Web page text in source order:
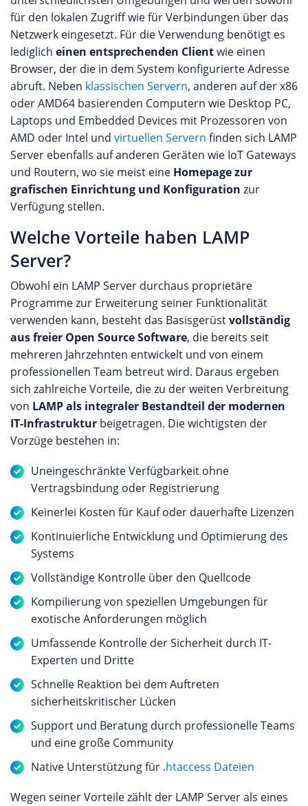
für den lokalen Zugriff wie für Verbindungen über das
Netzwerk eingesetzt. Für die Verwendung benötigt es
lediglich einen entsprechenden Clientwie einen
Browser, der die in dem System konfigurierte Adresse
abruft. Neben klassischen Servern, anderen auf der x86
oder AMD64 basierenden Computern wie Desktop PC,
Laptops und Embedded Devices mit Prozessoren von
AMD oder Intel und virtuellen Servern finden sich LAMP
Server ebenfalls auf anderen Geräten wie IoT Gateways
und Routern, wo sie meist eine Homepage zur
grafischen Einrichtung und Konfiguration zur
Verfügung stellen.
Welche Vorteile haben LAMP
Server?
Obwohl ein LAMP Server durchaus proprietäre
Programme zur Erweiterung seiner Funktionalität
verwenden kann, besteht das Basisgerüstvollständig
aus freier Open Source Software, die bereits seit
mehreren Jahrzehnten entwickelt und von einem
professionellen Team betreut wird. Daraus ergeben
sich zahlreiche Vorteile, die zu der weiten Verbreitung
von LAMP als integraler Bestandteil der modernen
IT-Infrastruktur beigetragen. Die wichtigsten der
Vorzüge bestehen in:
Uneingeschränkte Verfügbarkeit ohne
Vertragsbindung oder Registrierung
Keinerlei Kosten für Kauf oder dauerhafte Lizenzen
Kontinuierliche Entwicklung und Optimierung des
Systems
Vollständige Kontrolle über den Quellcode
Kompilierung von speziellen Umgebungen für
exotische Anforderungen möglich
Umfassende Kontrolle der Sicherheit durch IT-
Experten und Dritte
Schnelle Reaktion bei dem Auftreten
sicherheitskritischer Lücken
Support und Beratung durch professionelle Teams
und eine große Community
Native Unterstützung für .htaccess Dateien
Wegen seiner Vorteile zählt der LAMP Server als eines